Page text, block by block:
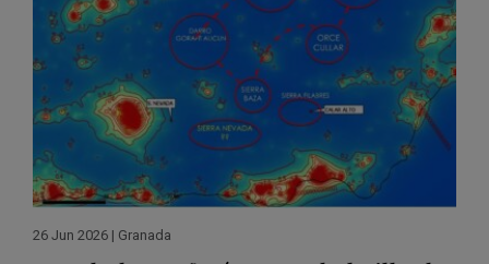
26 Jun 2026 | Granada